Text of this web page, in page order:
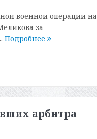
военной операции на
за
Подробнее
арбитра